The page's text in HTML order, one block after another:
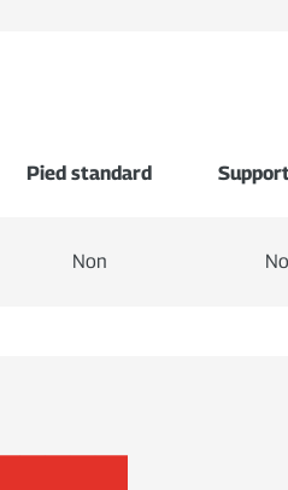
Pied standard
Non